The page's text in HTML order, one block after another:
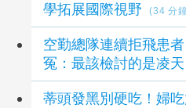
學拓展國際視野
(34 分
空勤總隊連續拒飛患
冤：最該檢討的是凌天
蒂頭發黑別硬吃！婦